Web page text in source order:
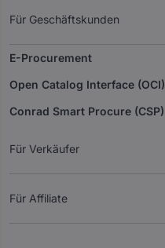
Für Geschäftskunden
E-Procurement
Open Catalog Interface (OCI)
Conrad Smart Procure (CSP)
Für Verkäufer
Für Affiliate